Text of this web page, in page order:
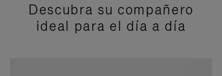
Descubra su compañero
ideal para el día a día